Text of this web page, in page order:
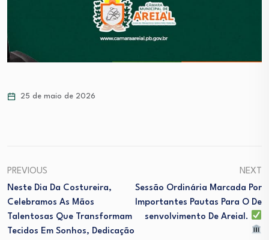
25 de maio de 2026
PREVIOUS
Neste Dia Da Costureira,
Celebramos As Mãos
Talentosas Que Transformam
Tecidos Em Sonhos, Dedicação
NEXT
Sessão Ordinária Marcada Por
Importantes Pautas Para O De
Senvolvimento De Areial.